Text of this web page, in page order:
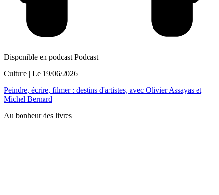
Disponible en podcast Podcast
Culture | Le 19/06/2026
Peindre, écrire, filmer : destins d'artistes, avec Olivier Assayas et
Michel Bernard
Au bonheur des livres